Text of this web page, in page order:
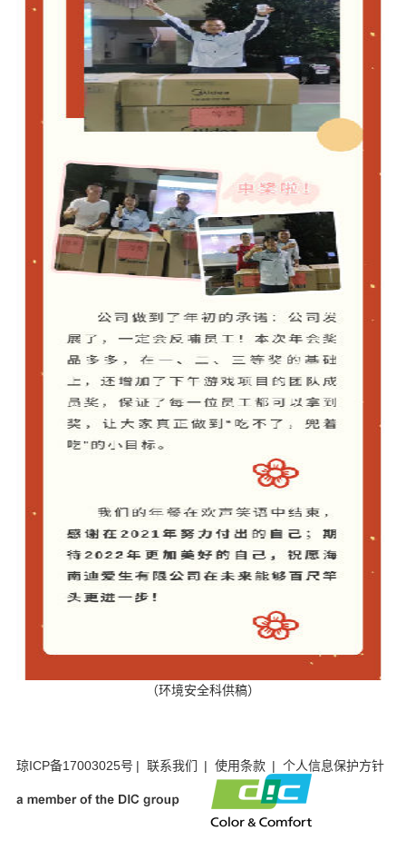
（环境安全科供稿）
琼ICP备17003025号 | 联系我们 | 使用条款 | 个人信息保护方针